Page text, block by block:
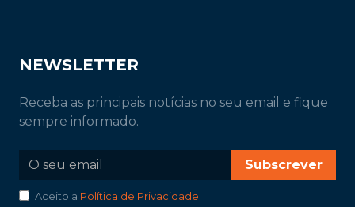
NEWSLETTER
Receba as principais notícias no seu email e fique
sempre informado.
Subscrever
Aceito a Política de Privacidade